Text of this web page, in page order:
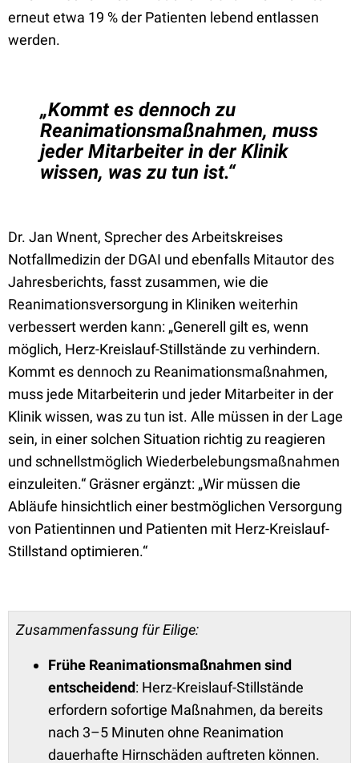
erneut etwa 19 % der Patienten lebend entlassen
werden.
„Kommt es dennoch zu
Reanimationsmaßnahmen, muss
jeder Mitarbeiter in der Klinik
wissen, was zu tun ist.“
Dr. Jan Wnent, Sprecher des Arbeitskreises
Notfallmedizin der DGAI und ebenfalls Mitautor des
Jahresberichts, fasst zusammen, wie die
Reanimationsversorgung in Kliniken weiterhin
verbessert werden kann: „Generell gilt es, wenn
möglich, Herz-Kreislauf-Stillstände zu verhindern.
Kommt es dennoch zu Reanimationsmaßnahmen,
muss jede Mitarbeiterin und jeder Mitarbeiter in der
Klinik wissen, was zu tun ist. Alle müssen in der Lage
sein, in einer solchen Situation richtig zu reagieren
und schnellstmöglich Wiederbelebungsmaßnahmen
einzuleiten.“ Gräsner ergänzt: „Wir müssen die
Abläufe hinsichtlich einer bestmöglichen Versorgung
von Patientinnen und Patienten mit Herz-Kreislauf-
Stillstand optimieren.“
Zusammenfassung für Eilige:
Frühe Reanimationsmaßnahmen sind
entscheidend: Herz-Kreislauf-Stillstände
erfordern sofortige Maßnahmen, da bereits
nach 3–5 Minuten ohne Reanimation
dauerhafte Hirnschäden auftreten können.